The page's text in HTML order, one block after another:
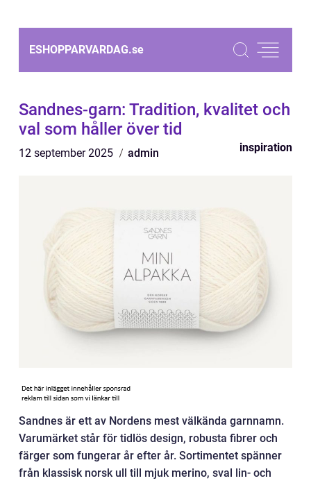
ESHOPPARVARDAG.se
Sandnes-garn: Tradition, kvalitet och
val som håller över tid
12 september 2025 admin inspiration
Sandnes är ett av Nordens mest välkända garnnamn.
Varumärket står för tidlös design, robusta fibrer och
färger som fungerar år efter år. Sortimentet spänner
från klassisk norsk ull till mjuk merino, sval lin- och